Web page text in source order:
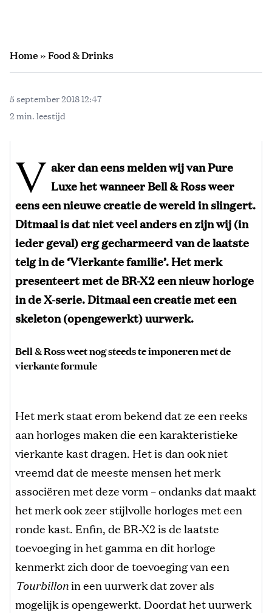
Home»Food & Drinks
5 september 2018 12:47
2 min. leestijd
V aker dan eens melden wij van Pure
Luxe het wanneer Bell & Ross weer
eens een nieuwe creatie de wereld in slingert.
Ditmaal is dat niet veel anders en zijn wij (in
ieder geval) erg gecharmeerd van de laatste
telg in de ‘Vierkante familie’. Het merk
presenteert met de BR-X2 een nieuw horloge
in de X-serie. Ditmaal een creatie met een
skeleton (opengewerkt) uurwerk.
Bell & Ross weet nog steeds te imponeren met de
vierkante formule
Het merk staat erom bekend dat ze een reeks
aan horloges maken die een karakteristieke
vierkante kast dragen. Het is dan ook niet
vreemd dat de meeste mensen het merk
associëren met deze vorm – ondanks dat maakt
het merk ook zeer stijlvolle horloges met een
ronde kast. Enfin, de BR-X2 is de laatste
toevoeging in het gamma en dit horloge
kenmerkt zich door de toevoeging van een
Tourbillonin een uurwerk dat zover als
mogelijk is opengewerkt. Doordat het uurwerk